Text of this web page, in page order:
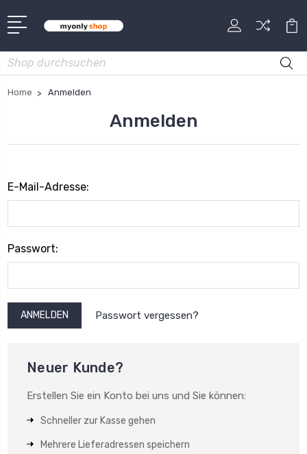
Suche
Home Anmelden
Anmelden
E-Mail-Adresse:
Passwort:
Passwort vergessen?
Neuer Kunde?
Erstellen Sie ein Konto bei uns und Sie können:
Schneller zur Kasse gehen
Mehrere Lieferadressen speichern